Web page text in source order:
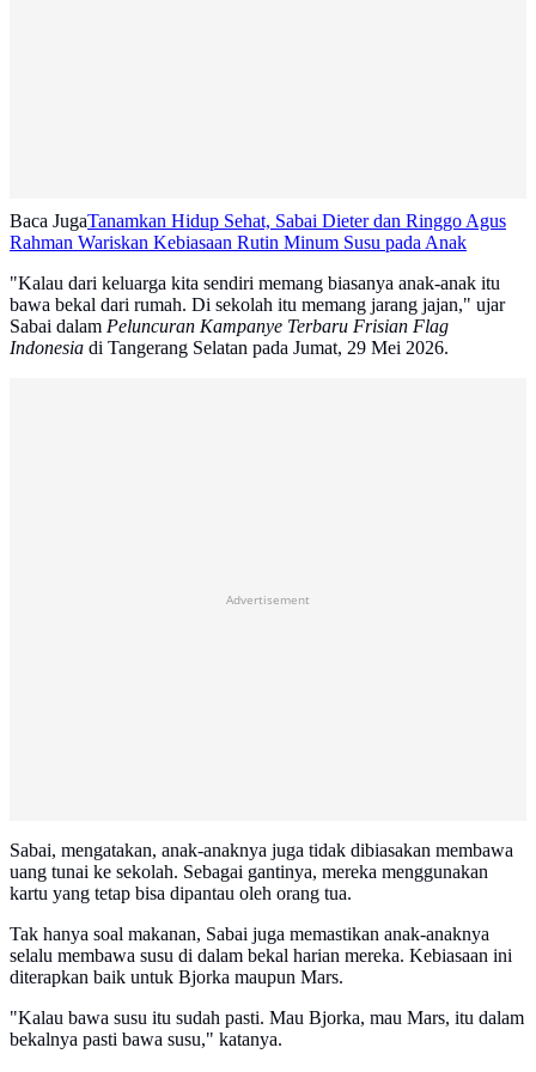
Baca JugaTanamkan Hidup Sehat, Sabai Dieter dan Ringgo Agus
Rahman Wariskan Kebiasaan Rutin Minum Susu pada Anak
"Kalau dari keluarga kita sendiri memang biasanya anak-anak itu
bawa bekal dari rumah. Di sekolah itu memang jarang jajan," ujar
Sabai dalam Peluncuran Kampanye Terbaru Frisian Flag
Indonesia di Tangerang Selatan pada Jumat, 29 Mei 2026.
Advertisement
Sabai, mengatakan, anak-anaknya juga tidak dibiasakan membawa
uang tunai ke sekolah. Sebagai gantinya, mereka menggunakan
kartu yang tetap bisa dipantau oleh orang tua.
Tak hanya soal makanan, Sabai juga memastikan anak-anaknya
selalu membawa susu di dalam bekal harian mereka. Kebiasaan ini
diterapkan baik untuk Bjorka maupun Mars.
"Kalau bawa susu itu sudah pasti. Mau Bjorka, mau Mars, itu dalam
bekalnya pasti bawa susu," katanya.